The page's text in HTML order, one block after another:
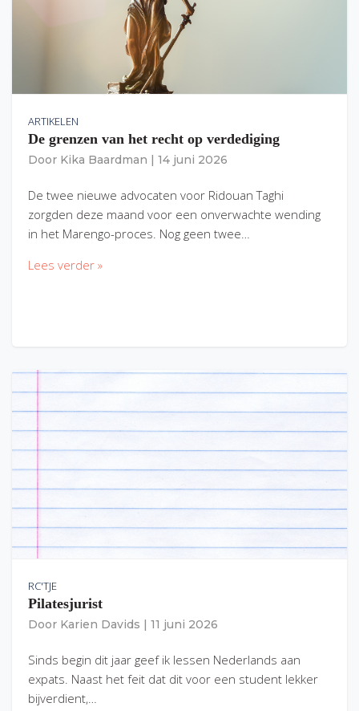
ARTIKELEN
De grenzen van het recht op verdediging
Door Kika Baardman 14 juni 2026
De twee nieuwe advocaten voor Ridouan Taghi
zorgden deze maand voor een onverwachte wending
in het Marengo-proces. Nog geen twee…
Lees verder »
RC'TJE
Pilatesjurist
Door Karien Davids 11 juni 2026
Sinds begin dit jaar geef ik lessen Nederlands aan
expats. Naast het feit dat dit voor een student lekker
bijverdient,…